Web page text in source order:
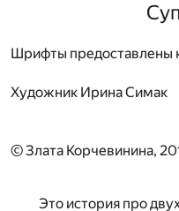
Шрифты предоставлены
Художник Ирина Симак
© Злата Корчевинина,
Это история про